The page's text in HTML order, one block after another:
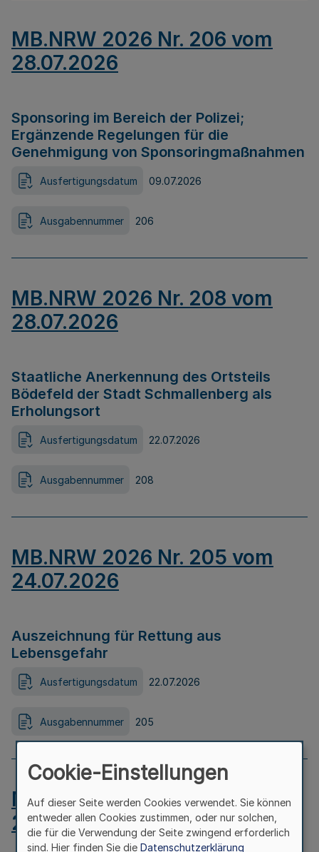
MB.NRW 2026 Nr. 206 vom
28.07.2026
Sponsoring im Bereich der Polizei;
Ergänzende Regelungen für die
Genehmigung von Sponsoringmaßnahmen
Ausfertigungsdatum 09.07.2026
Ausgabennummer 206
MB.NRW 2026 Nr. 208 vom
28.07.2026
Staatliche Anerkennung des Ortsteils
Bödefeld der Stadt Schmallenberg als
Erholungsort
Ausfertigungsdatum 22.07.2026
Ausgabennummer 208
MB.NRW 2026 Nr. 205 vom
24.07.2026
Auszeichnung für Rettung aus
Lebensgefahr
Ausfertigungsdatum 22.07.2026
Ausgabennummer 205
MB.NRW 2026 Nr. 204 vom
24.07.2026
Cookie-Einstellungen
Auf dieser Seite werden Cookies verwendet. Sie können
entweder allen Cookies zustimmen, oder nur solchen,
die für die Verwendung der Seite zwingend erforderlich
sind. Hier finden Sie die Datenschutzerklärung